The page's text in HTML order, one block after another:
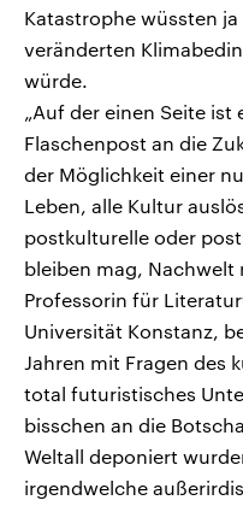
Katastrophe wüssten
veränderten
würde.
„Auf der einen Seite ist
Flaschenpost an die
der Möglichkeit einer
Leben, alle Kultur
postkulturelle oder
bleiben mag, Nachwelt
Professorin für
Universität Konstanz,
Jahren mit Fragen des
total futuristisches
bisschen an die
Weltall deponiert
irgendwelche